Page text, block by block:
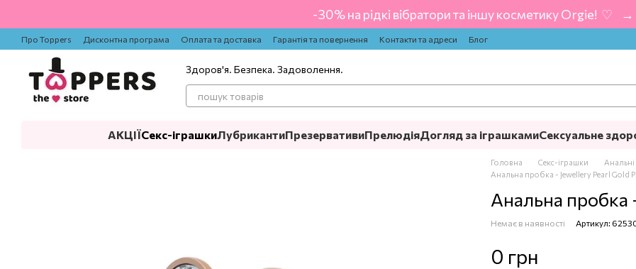
-30% на рідкі вібратори та іншу косметику Orgie! ‍ ♡ ‍ → ‍
Про Toppers Дисконтна програма Оплата та доставка Гарантія та повернення Контакти та адреси Блог
Здоров'я. Безпека. Задоволення.
АКЦІЇСекс-іграшкиЛубрикантиПрезервативиПрелюдіяДогляд за іграшкамиСексуальне
Головна Секс-іграшки
Анальна пробка - Jewellery Pearl Gold
Анальна пробка
Немає в наявності Артикул:
0 грн